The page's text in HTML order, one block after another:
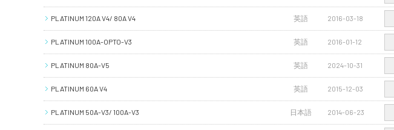
PLATINUM 120A V4/ 80A V4 英語 2016-03-18
PLATINUM 100A-OPTO-V3 英語 2016-01-12
PLATINUM 80A-V5 英語 2024-10-31
PLATINUM 60A V4 英語 2015-12-03
PLATINUM 50A-V3/ 100A-V3 日本語 2014-06-23